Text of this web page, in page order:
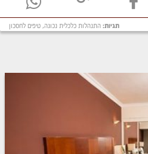
תגיות: התנהלות כלכלית נכונה, טיפים לחסכון